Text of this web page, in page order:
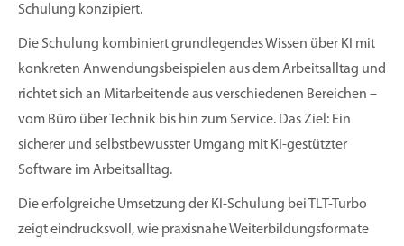
Schulung konzipiert.
Die Schulung kombiniert grundlegendes Wissen über KI mit
konkreten Anwendungsbeispielen aus dem Arbeitsalltag und
richtet sich an Mitarbeitende aus verschiedenen Bereichen –
vom Büro über Technik bis hin zum Service. Das Ziel: Ein
sicherer und selbstbewusster Umgang mit KI-gestützter
Software im Arbeitsalltag.
Die erfolgreiche Umsetzung der KI-Schulung bei TLT-Turbo
zeigt eindrucksvoll, wie praxisnahe Weiterbildungsformate